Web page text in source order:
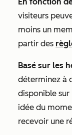
visiteurs
moins un
partir des
Basé sur les
déterminez à
disponible sur
idée du
recevoir une